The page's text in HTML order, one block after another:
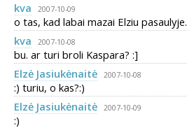
kva
2007-10-09
o tas, kad labai mazai Elziu pasaulyje.
kva
2007-10-08
bu. ar turi broli Kaspara? :]
Elzė Jasiukėnaitė
2007-10-08
:) turiu, o kas?:)
Elzė Jasiukėnaitė
2007-10-09
:)